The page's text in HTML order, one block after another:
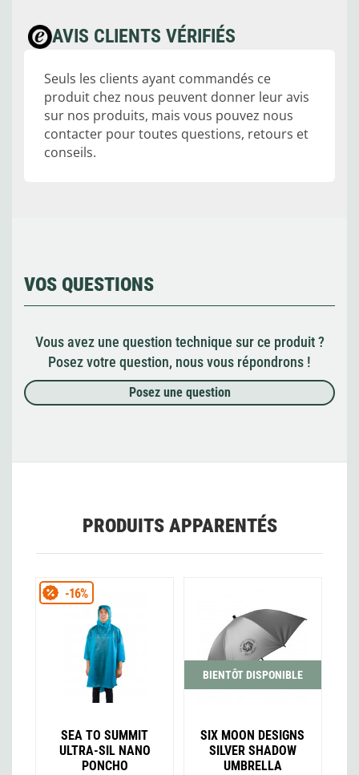
AVIS CLIENTS VÉRIFIÉS
Seuls les clients ayant commandés ce
produit chez nous peuvent donner leur avis
sur nos produits, mais vous pouvez nous
contacter pour toutes questions, retours et
conseils.
VOS QUESTIONS
Vous avez une question technique sur ce produit ?
Posez votre question, nous vous répondrons !
Posez une question
PRODUITS APPARENTÉS
SEA TO SUMMIT
ULTRA-SIL NANO
PONCHO
-16%
BIENTÔT DISPONIBLE
SIX MOON DESIGNS
SILVER SHADOW
UMBRELLA